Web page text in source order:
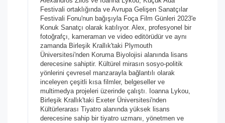
Festivali ortaklığında ve Avrupa Gelişen Sanatçılar
Festivali Fonu'nun bağışıyla Foça Film Günleri 2023'e
Konuk Sanatçı olarak katılıyor. Alex, profesyonel bir
fotoğrafçı, kameraman ve video editörüdür ve aynı
zamanda Birleşik Krallık'taki Plymouth
Üniversitesi'nden Koruma Biyolojisi alanında lisans
derecesine sahiptir. Kültürel mirasın sosyo-politik
yönlerini çevresel manzarayla bağlantılı olarak
inceleyen çeşitli kısa filmler, belgeseller ve
multimedya projeleri üzerinde çalıştı. Ioanna Lykou,
Birleşik Krallık'taki Exeter Üniversitesi'nden
Kültürlerarası Tiyatro alanında yüksek lisans
derecesine sahip bir tiyatro uzmanı, yönetmen ve